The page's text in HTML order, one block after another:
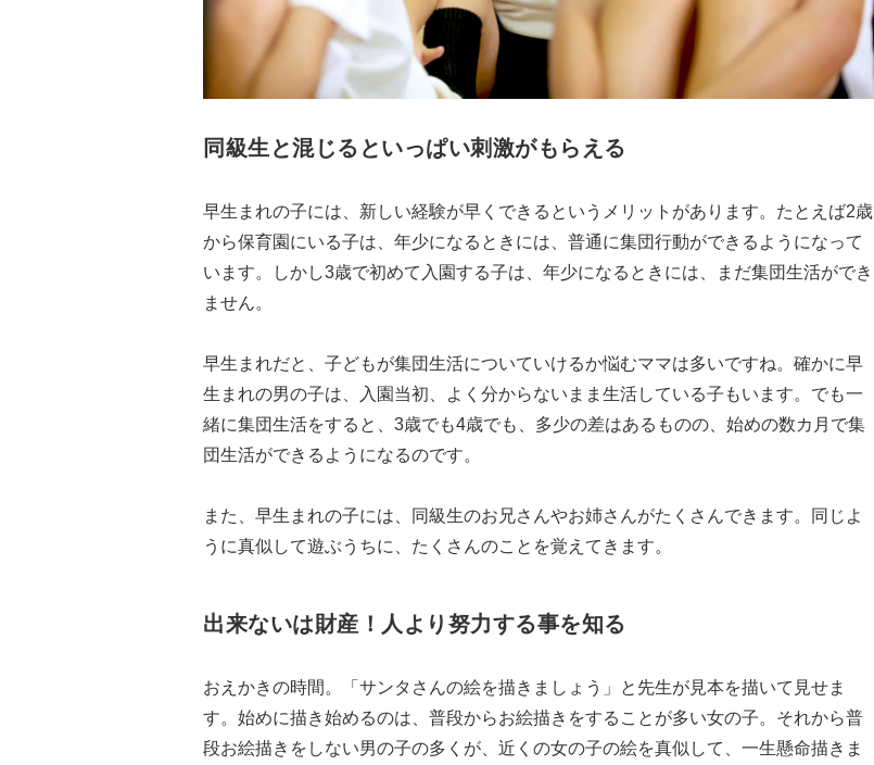
同級生と混じるといっぱい刺激がもらえる
早生まれの子には、新しい経験が早くできるというメリットがあります。たとえば2歳
から保育園にいる子は、年少になるときには、普通に集団行動ができるようになって
います。しかし3歳で初めて入園する子は、年少になるときには、まだ集団生活ができ
ません。
早生まれだと、子どもが集団生活についていけるか悩むママは多いですね。確かに早
生まれの男の子は、入園当初、よく分からないまま生活している子もいます。でも一
緒に集団生活をすると、3歳でも4歳でも、多少の差はあるものの、始めの数カ月で集
団生活ができるようになるのです。
また、早生まれの子には、同級生のお兄さんやお姉さんがたくさんできます。同じよ
うに真似して遊ぶうちに、たくさんのことを覚えてきます。
出来ないは財産！人より努力する事を知る
おえかきの時間。「サンタさんの絵を描きましょう」と先生が見本を描いて見せま
す。始めに描き始めるのは、普段からお絵描きをすることが多い女の子。それから普
段お絵描きをしない男の子の多くが、近くの女の子の絵を真似して、一生懸命描きま